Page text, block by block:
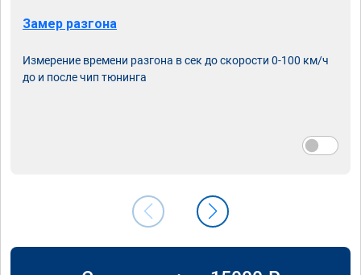
Замер разгона
Измерение времени разгона в сек до скорости 0-100 км/ч
до и после чип тюнинга